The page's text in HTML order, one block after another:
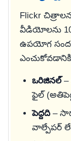
Flickr
వీడియోలను
ఉపయోగ
ఒరిజినల్–
ఫైల్
పెద్దది–
వాల్పేపర్